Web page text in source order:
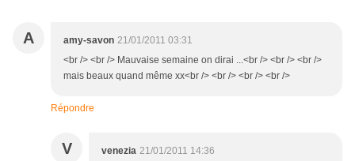
A amy-savon 21/01/2011 03:31
<br /> <br /> Mauvaise semaine on dirai ...<br /> <br /> <br />
mais beaux quand même xx<br /> <br /> <br /> <br />
Répondre
V venezia 21/01/2011 14:36